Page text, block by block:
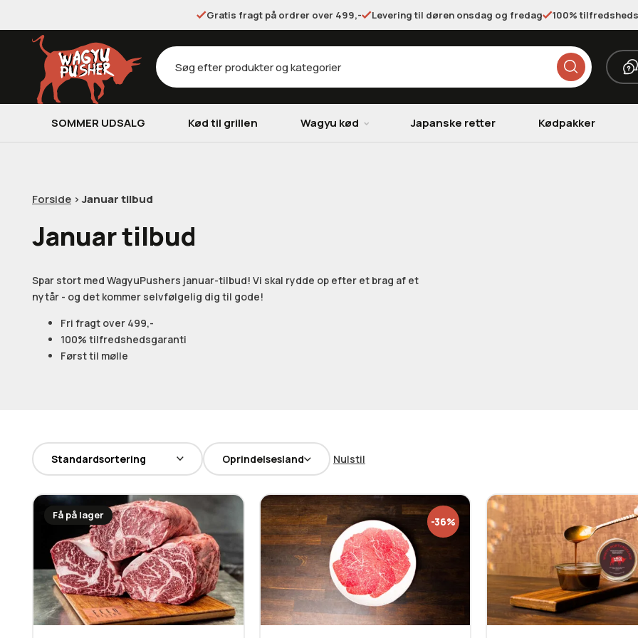
Gratis fragt på ordrer over 499,- Levering til døren onsdag og fredag 100%
Products
search
SOMMER UDSALG Kød til grillen Wagyu kød Japanske retter Kødpakker
Forside > Januar tilbud
Januar tilbud
Spar stort med WagyuPushers januar-tilbud! Vi skal rydde op efter et brag af et
nytår - og det kommer selvfølgelig dig til gode!
Fri fragt over 499,-
100% tilfredshedsgaranti
Først til mølle
Oprindelsesland Nulstil
Få på lager -36%